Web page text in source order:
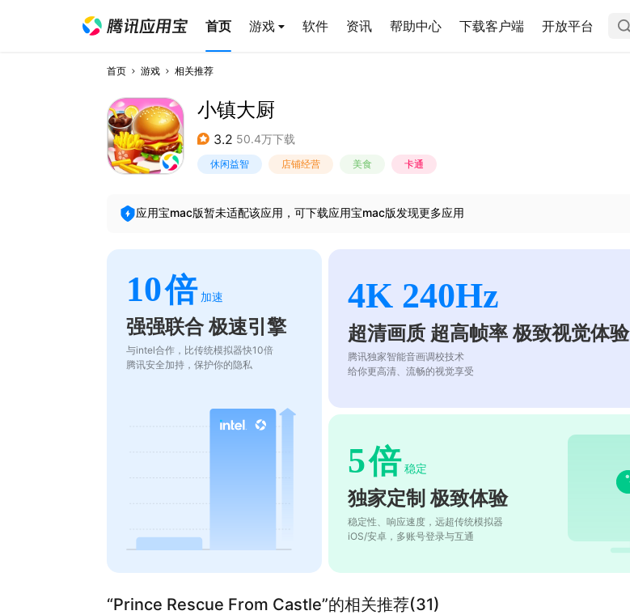
首页 游戏 软件 资讯 帮助中心 下载客户端 开放平台
首页 游戏 相关推荐
小镇大厨
3.2 50.4万下载
休闲益智 店铺经营 美食 卡通
应用宝mac版暂未适配该应用，可下载应用宝mac版发现更多应用
10倍 加速
强强联合 极速引擎
与intel合作，比传统模拟器快10倍
腾讯安全加持，保护你的隐私
4K 240Hz
超清画质 超高帧率 极致视觉体验
腾讯独家智能音画调校技术
给你更高清、流畅的视觉享受
5倍 稳定
独家定制 极致体验
稳定性、响应速度，远超传统模拟器
iOS/安卓，多账号登录与互通
“Prince Rescue From Castle”的相关推荐(31)